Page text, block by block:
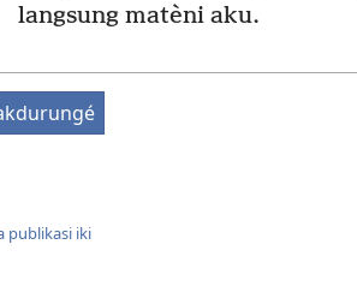
langsung matèni aku.
publikasi iki